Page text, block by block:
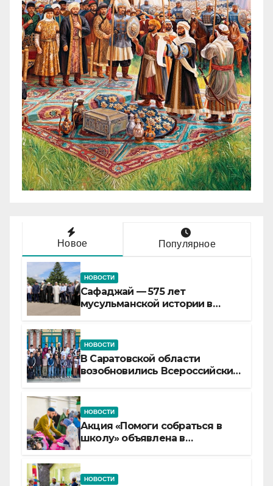
Новое Популярное
НОВОСТИ
Сафаджай — 575 лет
мусульманской истории в
НОВОСТИ
В Саратовской области
возобновились Всероссийские
НОВОСТИ
Акция «Помоги собраться в
школу» объявлена в
НОВОСТИ